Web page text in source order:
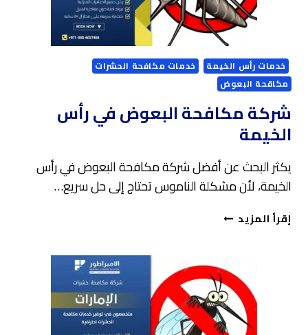
خدمات رأس الخيمة
خدمات مكافحة الحشرات
مكاقحة البعوض
شركة مكافحة البعوض في رأس
الخيمة
يكثر البحث عن أفضل شركة مكافحة البعوض في رأس
الخيمة، لأن مشكلة الناموس تحتاج إلى حل سريع…
إقرأ المزيدشركة
رأس
الخيمة